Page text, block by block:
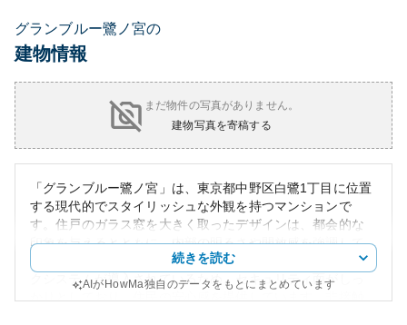
グランブルー鷺ノ宮の
建物情報
まだ物件の写真がありません。
建物写真を寄稿する
「グランブルー鷺ノ宮」は、東京都中野区白鷺1丁目に位置
する現代的でスタイリッシュな外観を持つマンションで
す。住戸のガラス窓を大きく取ったデザインは、都会的な
印象を与えるとともに、内部の明るさや開放感を強調して
います。共用エントランスにはTVカメラ付きのオートロッ
クシステムが導入されているため、セキュリティ面がしっ
続きを読む
AIがHowMa独自のデータをもとにまとめています